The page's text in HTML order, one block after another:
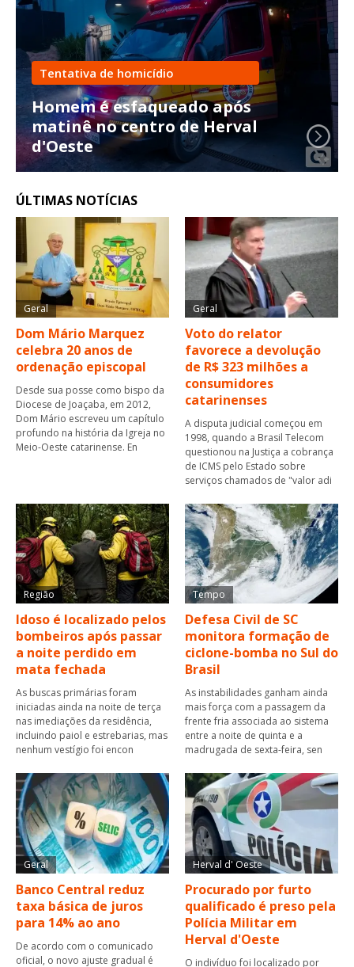
Tentativa de homicídio
Homem é esfaqueado após
matinê no centro de Herval
d'Oeste
ÚLTIMAS NOTÍCIAS
Geral
Dom Mário Marquez
celebra 20 anos de
ordenação episcopal
Desde sua posse como bispo da
Diocese de Joaçaba, em 2012,
Dom Mário escreveu um capítulo
profundo na história da Igreja no
Meio-Oeste catarinense. En
Geral
Voto do relator
favorece a devolução
de R$ 323 milhões a
consumidores
catarinenses
A disputa judicial começou em
1998, quando a Brasil Telecom
questionou na Justiça a cobrança
de ICMS pelo Estado sobre
serviços chamados de "valor adi
Região
Idoso é localizado pelos
bombeiros após passar
a noite perdido em
mata fechada
As buscas primárias foram
iniciadas ainda na noite de terça
nas imediações da residência,
incluindo paiol e estrebarias, mas
nenhum vestígio foi encon
Tempo
Defesa Civil de SC
monitora formação de
ciclone-bomba no Sul do
Brasil
As instabilidades ganham ainda
mais força com a passagem da
frente fria associada ao sistema
entre a noite de quinta e a
madrugada de sexta-feira, sen
Geral
Banco Central reduz
taxa básica de juros
para 14% ao ano
De acordo com o comunicado
oficial, o novo ajuste gradual é
Herval d' Oeste
Procurado por furto
qualificado é preso pela
Polícia Militar em
Herval d'Oeste
O indivíduo foi localizado por